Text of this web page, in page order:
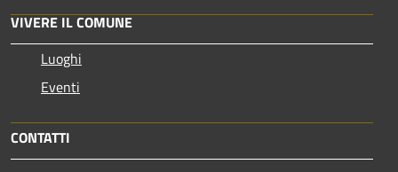
VIVERE IL COMUNE
Luoghi
Eventi
CONTATTI